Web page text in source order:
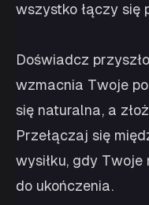
wszystko łączy się
Doświadcz
wzmacnia Twoje
się naturalna, a
Przełączaj się
wysiłku, gdy
do ukończenia.